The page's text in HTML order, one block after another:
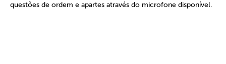
questões de ordem e apartes através do microfone disponível.